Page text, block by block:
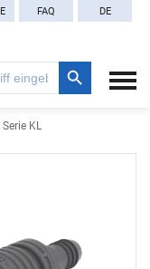
FAQ DE
Search Button
Serie KL